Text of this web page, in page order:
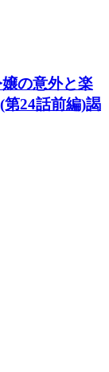
の意外と楽
第24話前編)謁